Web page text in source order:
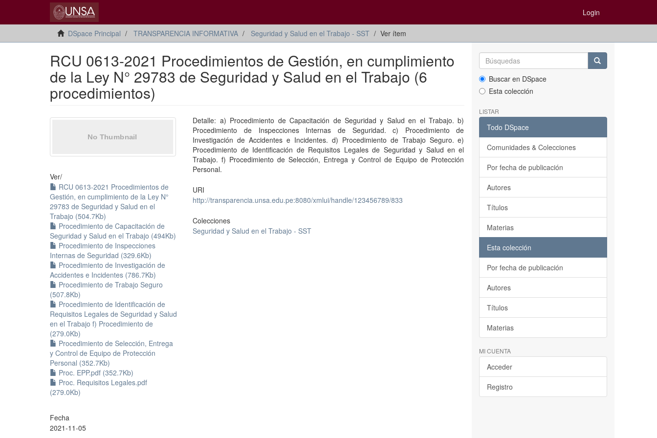
Login
DSpace Principal TRANSPARENCIA INFORMATIVA Seguridad y Salud en el Trabajo - SST Ver ítem
RCU 0613-2021 Procedimientos de Gestión, en cumplimiento
de la Ley N° 29783 de Seguridad y Salud en el Trabajo (6
procedimientos)
Ver/
RCU 0613-2021 Procedimientos de
Gestión, en cumplimiento de la Ley N°
29783 de Seguridad y Salud en el
Trabajo (504.7Kb)
Procedimiento de Capacitación de
Seguridad y Salud en el Trabajo (494Kb)
Procedimiento de Inspecciones
Internas de Seguridad (329.6Kb)
Procedimiento de Investigación de
Accidentes e Incidentes (786.7Kb)
Procedimiento de Trabajo Seguro
(507.8Kb)
Procedimiento de Identificación de
Requisitos Legales de Seguridad y Salud
en el Trabajo f) Procedimiento de
(279.0Kb)
Procedimiento de Selección, Entrega
y Control de Equipo de Protección
Personal (352.7Kb)
Proc. EPP.pdf (352.7Kb)
Proc. Requisitos Legales.pdf
(279.0Kb)
Fecha
2021-11-05
Detalle: a) Procedimiento de Capacitación de Seguridad y Salud en el Trabajo. b)
Procedimiento de Inspecciones Internas de Seguridad. c) Procedimiento de
Investigación de Accidentes e Incidentes. d) Procedimiento de Trabajo Seguro. e)
Procedimiento de Identificación de Requisitos Legales de Seguridad y Salud en el
Trabajo. f) Procedimiento de Selección, Entrega y Control de Equipo de Protección
Personal.
URI
http://transparencia.unsa.edu.pe:8080/xmlui/handle/123456789/833
Colecciones
Seguridad y Salud en el Trabajo - SST
Buscar en DSpace
Esta colección
LISTAR
Todo DSpace
Comunidades & Colecciones
Por fecha de publicación
Autores
Títulos
Materias
Esta colección
Por fecha de publicación
Autores
Títulos
Materias
MI CUENTA
Acceder
Registro